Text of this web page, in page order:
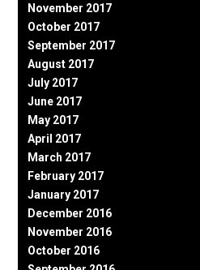
November 2017
October 2017
September 2017
August 2017
July 2017
June 2017
May 2017
April 2017
March 2017
February 2017
January 2017
December 2016
November 2016
October 2016